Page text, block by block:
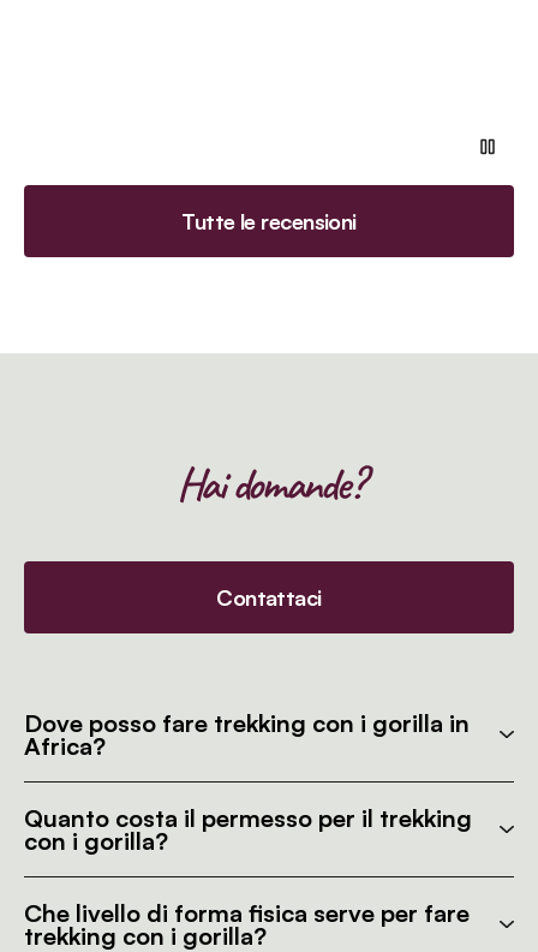
Tutte le recensioni
Hai domande?
Contattaci
Dove posso fare trekking con i gorilla in
Africa?
Quanto costa il permesso per il trekking
con i gorilla?
Che livello di forma fisica serve per fare
trekking con i gorilla?